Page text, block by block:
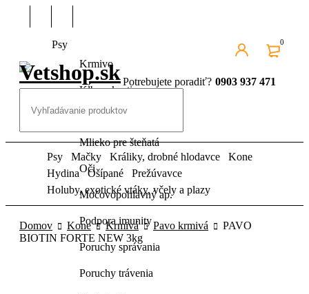
Psy
Krmivo
Kĺby a kosti
Kozmetika pre psov
Mlieko pre šteňatá
Oči
Močovopohlavný ap.
Podpora imunity
Poruchy správania
Poruchy trávenia
0
Potrebujete poradiť? 0903 937 471
Psy Mačky Králiky, drobné hlodavce
Kone
Hydina
Ošípané
Prežúvavce
Holuby, exotické vtáky, včely a plazy
Domov Kone Krmivá Pavo krmivá
PAVO
BIOTIN FORTE NEW 3kg